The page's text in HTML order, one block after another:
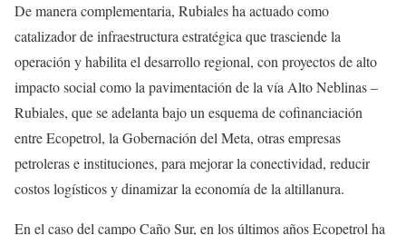
De manera complementaria, Rubiales ha actuado como
catalizador de infraestructura estratégica que trasciende la
operación y habilita el desarrollo regional, con proyectos de alto
impacto social como la pavimentación de la vía Alto Neblinas –
Rubiales, que se adelanta bajo un esquema de cofinanciación
entre Ecopetrol, la Gobernación del Meta, otras empresas
petroleras e instituciones, para mejorar la conectividad, reducir
costos logísticos y dinamizar la economía de la altillanura.
En el caso del campo Caño Sur, en los últimos años Ecopetrol ha